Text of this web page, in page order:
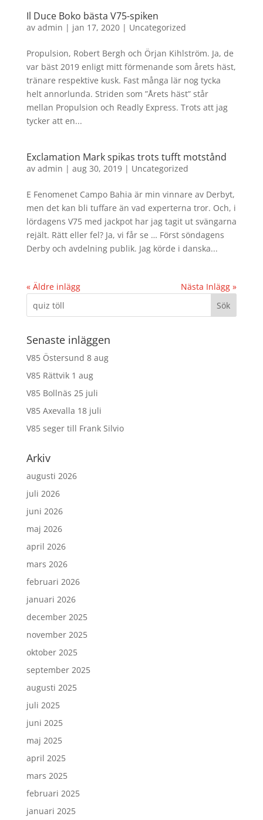
Il Duce Boko bästa V75-spiken
av admin | jan 17, 2020| Uncategorized
Propulsion, Robert Bergh och Örjan Kihlström. Ja, de
var bäst 2019 enligt mitt förmenande som årets häst,
tränare respektive kusk. Fast många lär nog tycka
helt annorlunda. Striden som ”Årets häst” står
mellan Propulsion och Readly Express. Trots att jag
tycker att en...
Exclamation Mark spikas trots tufft motstånd
av admin | aug 30, 2019| Uncategorized
E Fenomenet Campo Bahia är min vinnare av Derbyt,
men det kan bli tuffare än vad experterna tror. Och, i
lördagens V75 med jackpot har jag tagit ut svängarna
rejält. Rätt eller fel? Ja, vi får se … Först söndagens
Derby och avdelning publik. Jag körde i danska...
« Äldre inlägg Nästa Inlägg »
Senaste inläggen
V85 Östersund 8 aug
V85 Rättvik 1 aug
V85 Bollnäs 25 juli
V85 Axevalla 18 juli
V85 seger till Frank Silvio
Arkiv
augusti 2026
juli 2026
juni 2026
maj 2026
april 2026
mars 2026
februari 2026
januari 2026
december 2025
november 2025
oktober 2025
september 2025
augusti 2025
juli 2025
juni 2025
maj 2025
april 2025
mars 2025
februari 2025
januari 2025